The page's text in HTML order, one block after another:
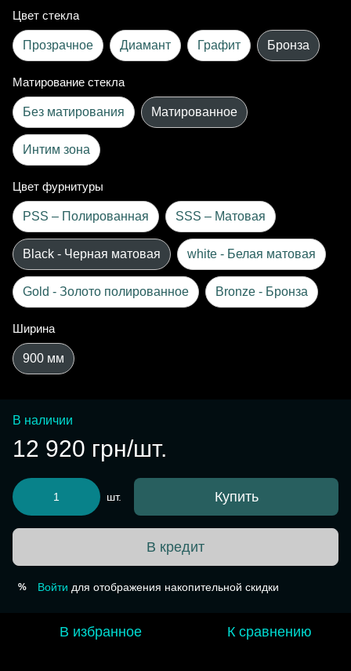
Цвет стекла
Прозрачное Диамант Графит Бронза
Матирование стекла
Без матирования Матированное
Интим зона
Цвет фурнитуры
PSS – Полированная SSS – Матовая
Black - Черная матовая white - Белая матовая
Gold - Золото полированное Bronze - Бронза
Ширина
900 мм
В наличии
12 920 грн/шт.
шт. Купить
В кредит
% Войти для отображения накопительной скидки
В избранное К сравнению